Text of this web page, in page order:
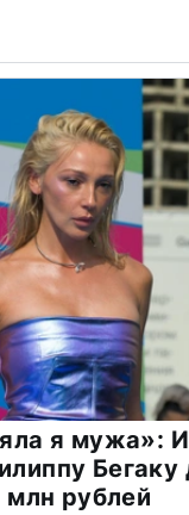
я мужа»:
млн рублей